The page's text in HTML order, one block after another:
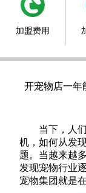
加盟费用
开宠物店一年
当下，人们
机，如何从发
题。当越来越
发现宠物行业
宠物集团就是